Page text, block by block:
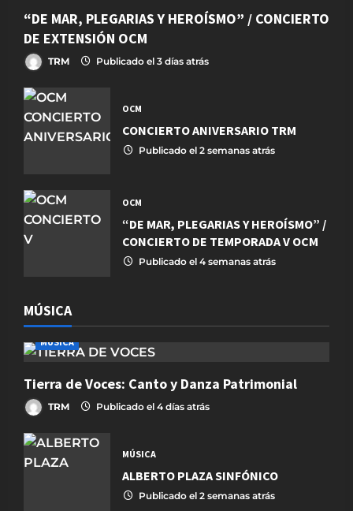
“DE MAR, PLEGARIAS Y HEROÍSMO” / CONCIERTO
DE EXTENSIÓN OCM
TRM Publicado el 3 días atrás
OCM
CONCIERTO ANIVERSARIO TRM
Publicado el 2 semanas atrás
OCM
“DE MAR, PLEGARIAS Y HEROÍSMO” /
CONCIERTO DE TEMPORADA V OCM
Publicado el 4 semanas atrás
MÚSICA
MÚSICA
Tierra de Voces: Canto y Danza Patrimonial
TRM Publicado el 4 días atrás
MÚSICA
ALBERTO PLAZA SINFÓNICO
Publicado el 2 semanas atrás